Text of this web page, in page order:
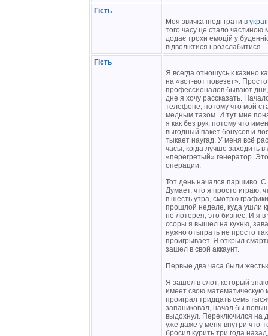
Гість
Моя звичка іноді грати в
того часу це стало частиною
додає трохи емоцій у
відволіктися і розслабитися.
Гість
Я всегда отношусь к казино
на «вот-вот повезет».
профессионалов бывают
дне я хочу рассказать.
телефоне, потому что мой
медным тазом. И тут мне
я как без рук, потому что
выгодный пакет бонусов и
тыкает наугад. У меня всё
часы, когда лучше заходить
«перегретый» генератор.
операции.
Тот день начался паршиво.
Думает, что я просто играю,
в шесть утра, смотрю
прошлой неделе, куда ушли
не лотерея, это бизнес. И я в
ссоры я вышел на кухню,
нужно отыграть не просто
проигрывает. Я открыл
зашел в свой аккаунт.
Первые два часа были
Я зашел в слот, который
имеет свою математическую
проиграл тридцать семь
запаниковал, начал бы
выдохнул. Переключился на
уже даже у меня внутри что-
бросил курить три года